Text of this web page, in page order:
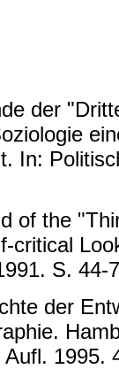
der
In:
of the
critical
S. 44-
der
1995.